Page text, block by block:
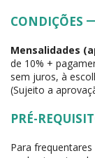
CONDIÇÕES
Mensalidades
de 10% +
sem juros, à
(Sujeito a
PRÉ-
Para